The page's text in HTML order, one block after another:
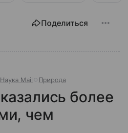
Поделиться
Наука Mail Природа
более
чем